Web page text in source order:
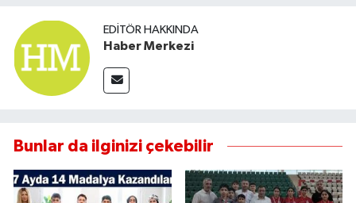
EDITÖR HAKKINDA
Haber Merkezi
Bunlar da ilginizi çekebilir